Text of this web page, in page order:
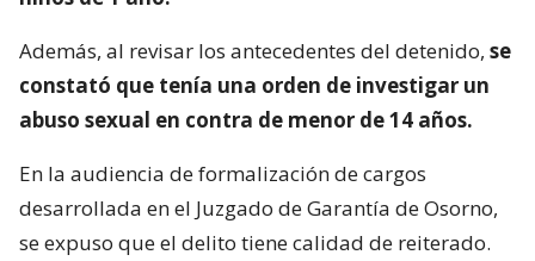
Además, al revisar los antecedentes del detenido, se
constató que tenía una orden de investigar un
abuso sexual en contra de menor de 14 años.
En la audiencia de formalización de cargos
desarrollada en el Juzgado de Garantía de Osorno,
se expuso que el delito tiene calidad de reiterado.